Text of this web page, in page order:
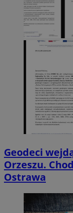
Geodeci
Orzeszu.
Ostrawa